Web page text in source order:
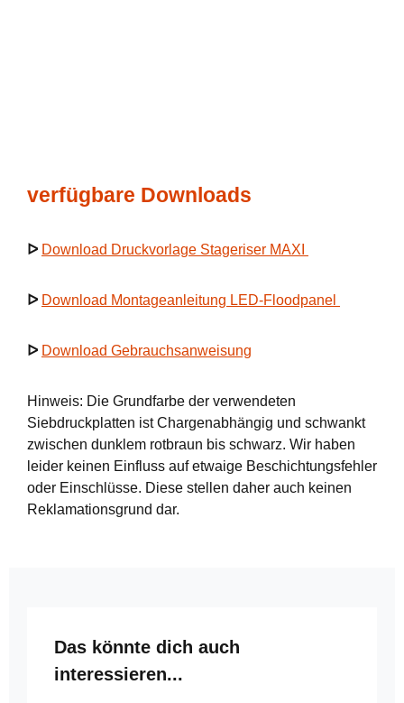
verfügbare Downloads
ᐅ Download Druckvorlage Stageriser MAXI
ᐅ Download Montageanleitung LED-Floodpanel
ᐅ Download Gebrauchsanweisung
Hinweis: Die Grundfarbe der verwendeten
Siebdruckplatten ist Chargenabhängig und schwankt
zwischen dunklem rotbraun bis schwarz. Wir haben
leider keinen Einfluss auf etwaige Beschichtungsfehler
oder Einschlüsse. Diese stellen daher auch keinen
Reklamationsgrund dar.
Produktgalerie überspringen
Das könnte dich auch
interessieren...